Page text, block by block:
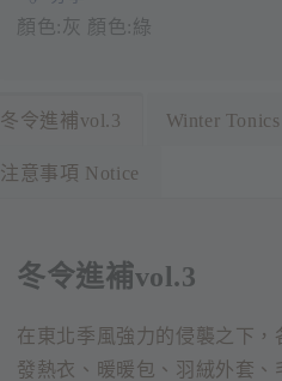
顏色:灰 顏色:綠
冬令進補vol.3 Winter
注意事項 Notice
冬令進補vol.3
在東北季風強力的侵襲之下，
發熱衣、暖暖包、羽絨外套